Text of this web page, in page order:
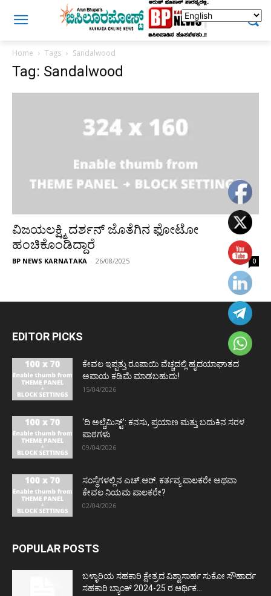
Home Tags Sandalwood
Tag: Sandalwood
ವಿಜಯಲಕ್ಷ್ಮಿ ದರ್ಶನ್ ಜೊತೆಗಿನ ಫೋಟೋ
ಹಂಚಿಕೊಂಡಿದ್ದಾರೆ
BP NEWS KARNATAKA - 26/08/2025 0
EDITOR PICKS
ಕೇವಲ ಇಪ್ಪತ್ತು ರೂಪಾಯಿ ವೆಚ್ಚದಲ್ಲಿ ಹೃದಯಾಘಾತದ
ಅಪಾಯ ಕಡಿಮೆ ಮಾಡಬಹುದು!
15/04/2026
‘ದಿ ಅಲ್ಚೆಮಿಸ್ಟ್’: ಕನಸು, ಪ್ರಯಾಣ ಮತ್ತು ಬದುಕಿನ ಸರಳ
ಪಾಠಗಳು
09/04/2026
ಸಂಸ್ಥೆಗಳಲ್ಲಿನ ಎಚ್.ಆರ್. ಕರ್ತವ್ಯ ಪಾಲಕರೇ ಅಥವಾ
ಕೇವಲ ನಿಯಮ ಪಾಲಕರೇ?
02/04/2026
POPULAR POSTS
ಬಳ್ಳಾರಿಯ ಸಹಕಾರಿ ಕ್ಷೇತ್ರದ ವಿಶ್ವಾಸಾರ್ಹ ಸುಕೋ ಸೌಹಾರ್ದ
ಸಹಕಾರಿ ಬ್ಯಾಂಕ್ 2024-25 ರ ಆರ್ಥಿಕ...